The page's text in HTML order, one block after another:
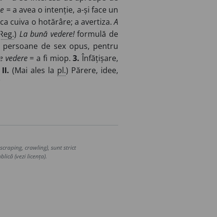
= a avea o intenție, a-și face un
cuiva o hotărâre; a avertiza.A
Reg.) La bună vedere!formulă de
de sex opus, pentru
vedere= a fi miop.3. Înfățișare,
II. (Mai ales la pl.) Părere, idee,
crawling), sunt strict
(vezi licența).